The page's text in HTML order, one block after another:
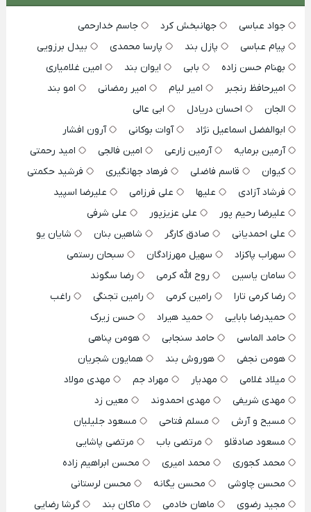
جواد عباسی جهانبخش کرد
جاسم خدارحمی
پیام عباسی
پازل بند پارسا محمدی
بیدل برزویی
بهنام حسن زاده
بابی ایوان بند
امین غلامیاری
امیرحافظ رنجبر
امیر لیام امیر رمضانی
امو بند
الجان
احسان دریادل
ابی عالی
ابوالفضل اسماعیل نژاد
آوات بوکانی
آرون افشار
آرمین برمایه
آرمین زارعی امین فالجی
امید رحمتی
کیوان
قاسم فاضلی فرهاد جهانگیری
فرشید حکمتی
فرشاد آزادی
علیها علی فرزامی
علیرضا اسپید
علیرضا رحیم پور
علی عزیزپور
علی شرفی
علی احمدیانی
صادق کارگر شاهین بنان
شایان یو
سهراب پاکزاد
سهیل مهرزادگان
سبحان رستمی
سامان یاسین
روح الله کرمی
رضا سگوند
رضا کرمی تارا
رامین کرمی رامین تجنگی
راغب
حمیدرضا بابایی
حمید هیراد
حسن زیرک
حامد الماسی
حامد سنجابی
هومن پناهی
هومن نجفی
هوروش بند
همایون شجریان
میلاد غلامی
مهدیار مهراد جم
مهدی مولاد
مهدی شریفی
مهدی احمدوند
معین زد
مسیح و آرش
مسلم فتاحی
مسعود جلیلیان
مسعود صادقلو
مرتضی باب
مرتضی پاشایی
محمد کجوری
محمد امیری
محسن ابراهیم زاده
محسن چاوشی
محسن یگانه
محسن لرستانی
مجید رضوی
ماهان خادمی ماکان بند
گرشا رضایی